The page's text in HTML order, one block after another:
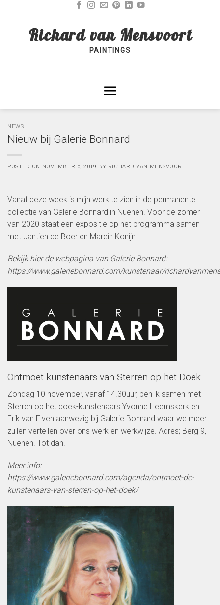
Richard van Mensvoort
PAINTINGS
NEWS
Nieuw bij Galerie Bonnard
POSTED ON NOVEMBER 6, 2019 BY RICHARD VAN MENSVOORT
Vanaf deze week is mijn werk te zien in de permanente
collectie van Galerie Bonnard in Nuenen. Voor de zomer
van 2020 staat een expositie op het programma samen
met Jantien de Boer en Marein Konijn.
Bekijk hier de webpagina van Galerie Bonnard:
https://www.galeriebonnard.com/kunstenaar/
Ontmoet kunstenaars van Sterren op het Doek
Zondag 10 november, vanaf 14.30uur, ben ik samen met
Sterren op het doek-kunstenaars Yvonne Heemskerk en
Erik van Elven aanwezig bij Galerie Bonnard waar we meer
zullen vertellen over ons werk en werkwijze. Adres; Berg 9,
Nuenen. Tot dan!
Meer info:
https://www.galeriebonnard.com/agenda/ontmoet-de-
kunstenaars-van-sterren-op-het-doek/